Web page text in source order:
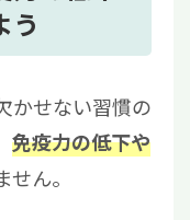
う
かせない習慣の
免疫力の低下や
ん。